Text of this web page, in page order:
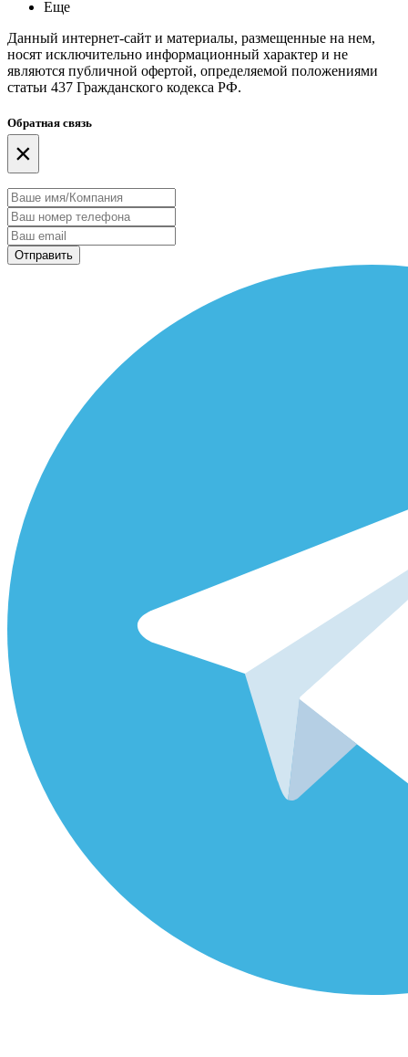
Еще
Данный интернет-сайт и материалы, размещенные на нем,
носят исключительно информационный характер и не
являются публичной офертой, определяемой положениями
статьи 437 Гражданского кодекса РФ.
Обратная связь
×
Отправить